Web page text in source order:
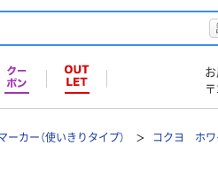
カー（使いきりタイプ） コクヨ ホ